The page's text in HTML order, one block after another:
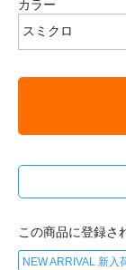
カラー
この商品に登録さ
NEW ARRIVAL 新入